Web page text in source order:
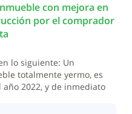
con mejora en
por el comprador
lo siguiente: Un
totalmente yermo, es
2022, y de inmediato